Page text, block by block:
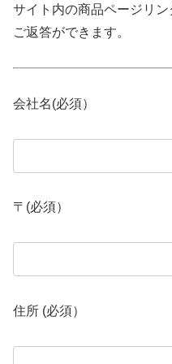
サイト内の商品ページリ
ご返答ができます。
会社名(必須）
〒(必須）
住所 (必須）